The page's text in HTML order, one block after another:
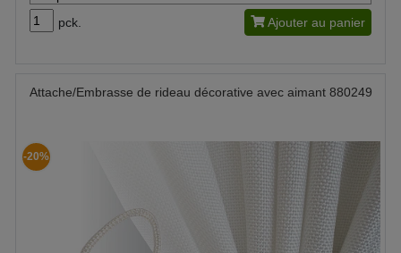
pck. Ajouter au panier
Attache/Embrasse de rideau décorative avec aimant 880249
-20%